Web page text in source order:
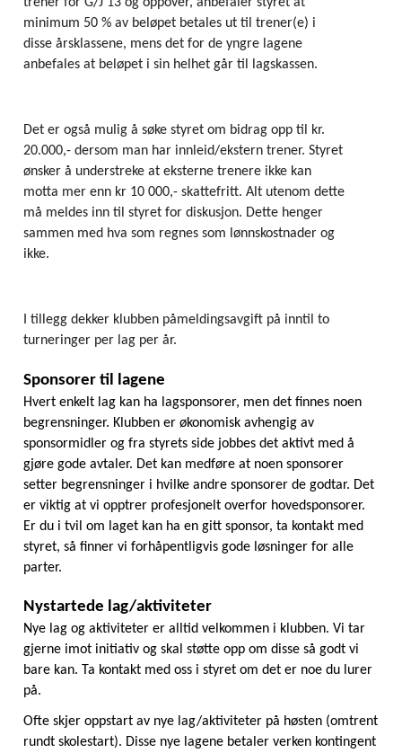
minimum 50 % av beløpet betales ut til trener(e) i
disse årsklassene, mens det for de yngre lagene
anbefales at beløpet i sin helhet går til lagskassen.
Det er også mulig å søke styret om bidrag opp til kr.
20.000,- dersom man har innleid/ekstern trener. Styret
ønsker å understreke at eksterne trenere ikke kan
motta mer enn kr 10 000,- skattefritt. Alt utenom dette
må meldes inn til styret for diskusjon. Dette henger
sammen med hva som regnes som lønnskostnader og
ikke.
I tillegg dekker klubben påmeldingsavgift på inntil to
turneringer per lag per år.
Sponsorer til lagene
Hvert enkelt lag kan ha lagsponsorer, men det finnes noen
begrensninger. Klubben er økonomisk avhengig av
sponsormidler og fra styrets side jobbes det aktivt med å
gjøre gode avtaler. Det kan medføre at noen sponsorer
setter begrensninger i hvilke andre sponsorer de godtar. Det
er viktig at vi opptrer profesjonelt overfor hovedsponsorer.
Er du i tvil om laget kan ha en gitt sponsor, ta kontakt med
styret, så finner vi forhåpentligvis gode løsninger for alle
parter.
Nystartede lag/aktiviteter
Nye lag og aktiviteter er alltid velkommen i klubben. Vi tar
gjerne imot initiativ og skal støtte opp om disse så godt vi
bare kan. Ta kontakt med oss i styret om det er noe du lurer
på.
Ofte skjer oppstart av nye lag/aktiviteter på høsten (omtrent
rundt skolestart). Disse nye lagene betaler verken kontingent